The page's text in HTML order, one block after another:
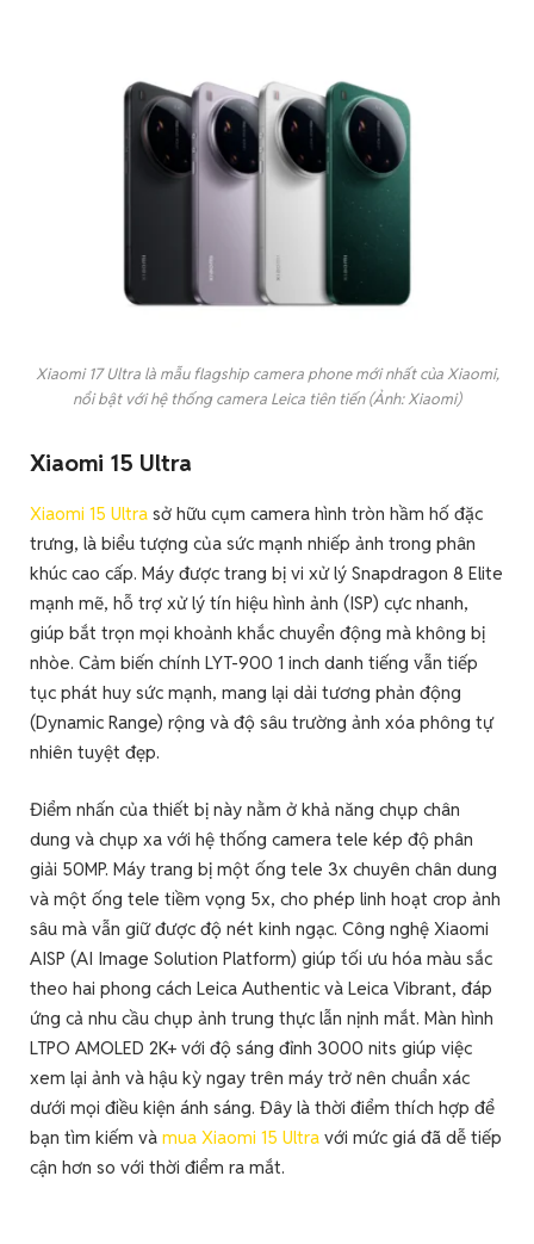
Xiaomi 17 Ultra là mẫu flagship camera phone mới nhất của Xiaomi,
nổi bật với hệ thống camera Leica tiên tiến (Ảnh: Xiaomi)
Xiaomi 15 Ultra
Xiaomi 15 Ultra sở hữu cụm camera hình tròn hầm hố đặc
trưng, là biểu tượng của sức mạnh nhiếp ảnh trong phân
khúc cao cấp. Máy được trang bị vi xử lý Snapdragon 8 Elite
mạnh mẽ, hỗ trợ xử lý tín hiệu hình ảnh (ISP) cực nhanh,
giúp bắt trọn mọi khoảnh khắc chuyển động mà không bị
nhòe. Cảm biến chính LYT-900 1 inch danh tiếng vẫn tiếp
tục phát huy sức mạnh, mang lại dải tương phản động
(Dynamic Range) rộng và độ sâu trường ảnh xóa phông tự
nhiên tuyệt đẹp.
Điểm nhấn của thiết bị này nằm ở khả năng chụp chân
dung và chụp xa với hệ thống camera tele kép độ phân
giải 50MP. Máy trang bị một ống tele 3x chuyên chân dung
và một ống tele tiềm vọng 5x, cho phép linh hoạt crop ảnh
sâu mà vẫn giữ được độ nét kinh ngạc. Công nghệ Xiaomi
AISP (AI Image Solution Platform) giúp tối ưu hóa màu sắc
theo hai phong cách Leica Authentic và Leica Vibrant, đáp
ứng cả nhu cầu chụp ảnh trung thực lẫn nịnh mắt. Màn hình
LTPO AMOLED 2K+ với độ sáng đỉnh 3000 nits giúp việc
xem lại ảnh và hậu kỳ ngay trên máy trở nên chuẩn xác
dưới mọi điều kiện ánh sáng. Đây là thời điểm thích hợp để
bạn tìm kiếm và mua Xiaomi 15 Ultra với mức giá đã dễ tiếp
cận hơn so với thời điểm ra mắt.